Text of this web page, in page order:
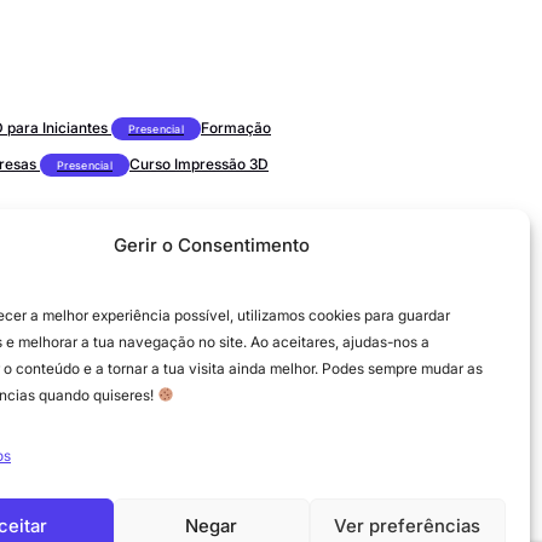
Gerir o Consentimento
a melhor experiência possível, utilizamos cookies para guardar
e melhorar a tua navegação no site. Ao aceitares, ajudas-nos a
conteúdo e a tornar a tua visita ainda melhor. Podes sempre mudar as
quando quiseres!
Negar Ver preferências
para Iniciantes Presencial
Formação
Presencial Curso Impressão 3D